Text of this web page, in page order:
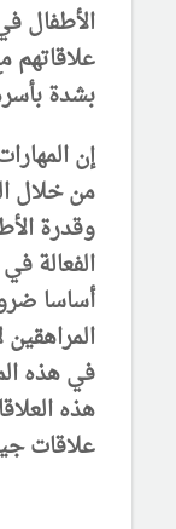
الأطفال
علاقاتهم
بشدة
إن
من خلال
وقدرة
الفعالة
أساسا
في هذه
هذه
علاقات